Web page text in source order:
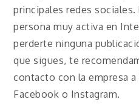
principales redes
persona muy activa en
perderte ninguna
que sigues, te
contacto con la empresa
Facebook o Instagram.